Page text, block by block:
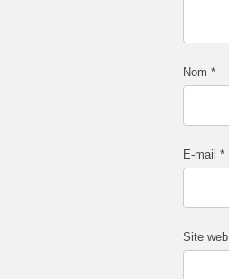
Nom *
E-mail *
Site web